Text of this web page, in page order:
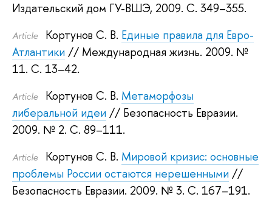
Издательский дом ГУ-ВШЭ, 2009. С. 349–355.
Article Кортунов С. В. Единые правила для Евро-
Атлантики // Международная жизнь. 2009. №
11. С. 13–42.
Article Кортунов С. В. Метаморфозы
либеральной идеи // Безопасность Евразии.
2009. № 2. С. 89–111.
Article Кортунов С. В. Мировой кризис: основные
проблемы России остаются нерешенными //
Безопасность Евразии. 2009. № 3. С. 167–191.